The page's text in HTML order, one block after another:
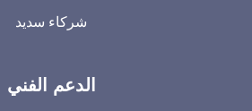
الدعم الفني
شركاء سديد